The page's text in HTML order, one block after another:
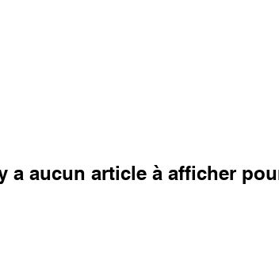
a aucun article à afficher